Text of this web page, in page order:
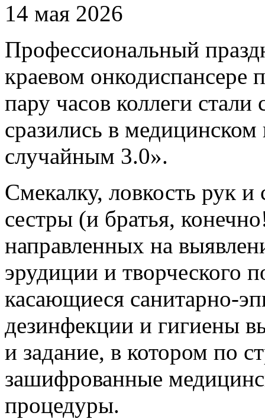
14 мая 2026
Профессиональный
краевом
пару часов коллеги
сразились в
случайным 3.0».
Смекалку, ловкость рук
сестры (и братья,
направленных на
эрудиции и творческого
касающиеся санитарно-
дезинфекции и гигиены
и задание, в котором по
зашифрованные
процедуры.